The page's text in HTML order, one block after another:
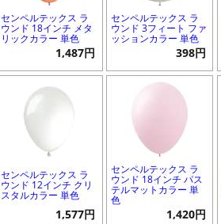
センペルテックス ラ
ウンド 18インチ メタ
リックカラー 単色
1,487円
センペルテックス ラ
ウンド 3フィート ファ
ッションカラー 単色
398円
センペルテックス ラ
ウンド 12インチ クリ
スタルカラー 単色
1,577円
センペルテックス ラ
ウンド 18インチ パス
テルマットカラー 単
色
1,420円